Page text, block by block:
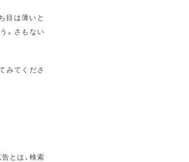
目は薄いと
。さもない
みてくださ
とは、検索